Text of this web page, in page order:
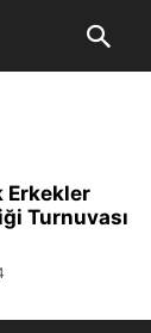
Erkekler
Turnuvası